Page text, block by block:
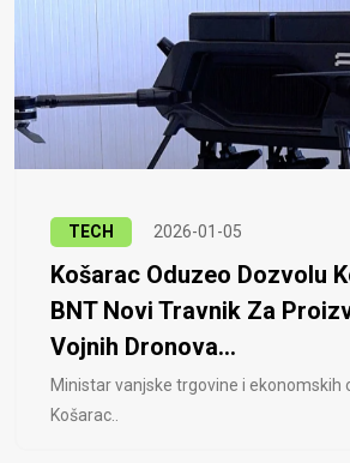
TECH 2026-01-05
Košarac Oduzeo Dozvolu
BNT Novi Travnik Za
Vojnih Dronova...
Ministar vanjske trgovine i ekonomskih
Košarac..